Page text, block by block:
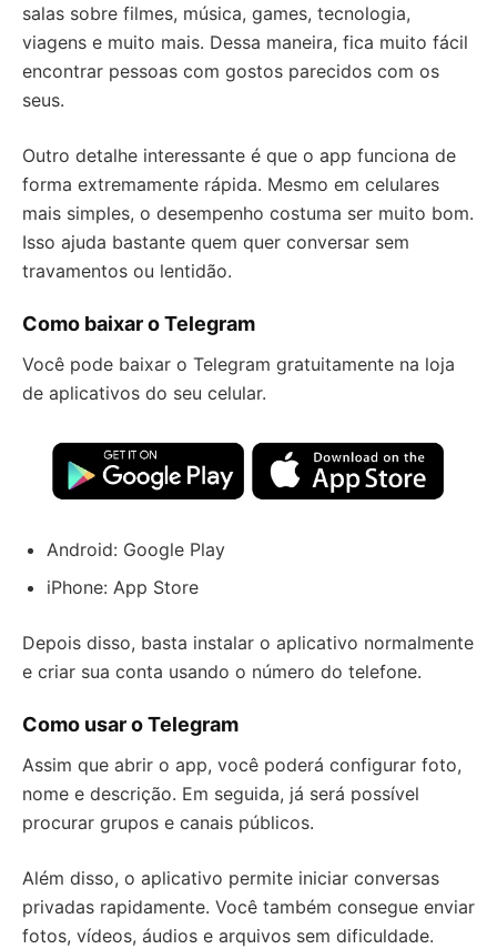
salas sobre filmes, música, games, tecnologia,
viagens e muito mais. Dessa maneira, fica muito fácil
encontrar pessoas com gostos parecidos com os
seus.
Outro detalhe interessante é que o app funciona de
forma extremamente rápida. Mesmo em celulares
mais simples, o desempenho costuma ser muito bom.
Isso ajuda bastante quem quer conversar sem
travamentos ou lentidão.
Como baixar o Telegram
Você pode baixar o Telegram gratuitamente na loja
de aplicativos do seu celular.
Android: Google Play
iPhone: App Store
Depois disso, basta instalar o aplicativo normalmente
e criar sua conta usando o número do telefone.
Como usar o Telegram
Assim que abrir o app, você poderá configurar foto,
nome e descrição. Em seguida, já será possível
procurar grupos e canais públicos.
Além disso, o aplicativo permite iniciar conversas
privadas rapidamente. Você também consegue enviar
fotos, vídeos, áudios e arquivos sem dificuldade.